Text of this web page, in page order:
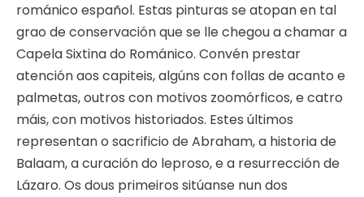
románico español. Estas pinturas se atopan en tal
grao de conservación que se lle chegou a chamar a
Capela Sixtina do Románico. Convén prestar
atención aos capiteis, algúns con follas de acanto e
palmetas, outros con motivos zoomórficos, e catro
máis, con motivos historiados. Estes últimos
representan o sacrificio de Abraham, a historia de
Balaam, a curación do leproso, e a resurrección de
Lázaro. Os dous primeiros sitúanse nun dos